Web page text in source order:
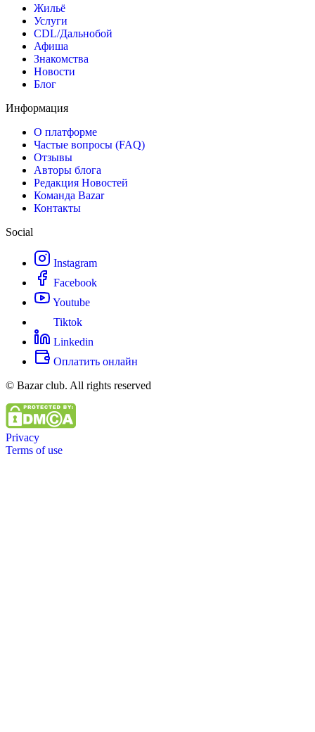
Жильё
Услуги
CDL/Дальнобой
Афиша
Знакомства
Новости
Блог
Информация
О платформе
Частые вопросы (FAQ)
Отзывы
Авторы блога
Редакция Новостей
Команда Bazar
Контакты
Social
Instagram
Facebook
Youtube
Tiktok
Linkedin
Оплатить онлайн
© Bazar club. All rights reserved
Privacy
Terms of use